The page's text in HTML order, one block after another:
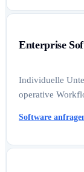
Enterprise
Individuelle
operative
Software